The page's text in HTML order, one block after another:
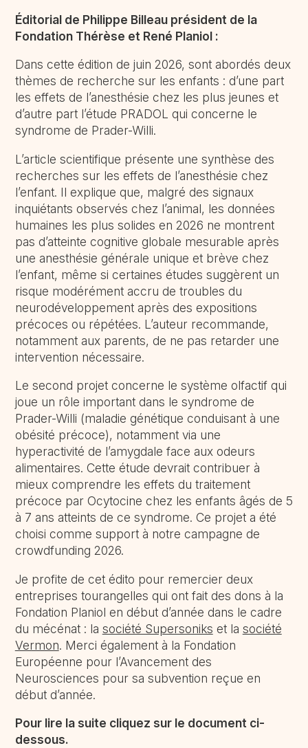
Éditorial de Philippe Billeau président de la
Fondation Thérèse et René Planiol :
Dans cette édition de juin 2026, sont abordés deux
thèmes de recherche sur les enfants : d’une part
les effets de l’anesthésie chez les plus jeunes et
d’autre part l’étude PRADOL qui concerne le
syndrome de Prader-Willi.
L’article scientifique présente une synthèse des
recherches sur les effets de l’anesthésie chez
l’enfant. Il explique que, malgré des signaux
inquiétants observés chez l’animal, les données
humaines les plus solides en 2026 ne montrent
pas d’atteinte cognitive globale mesurable après
une anesthésie générale unique et brève chez
l’enfant, même si certaines études suggèrent un
risque modérément accru de troubles du
neurodéveloppement après des expositions
précoces ou répétées. L’auteur recommande,
notamment aux parents, de ne pas retarder une
intervention nécessaire.
Le second projet concerne le système olfactif qui
joue un rôle important dans le syndrome de
Prader-Willi (maladie génétique conduisant à une
obésité précoce), notamment via une
hyperactivité de l’amygdale face aux odeurs
alimentaires. Cette étude devrait contribuer à
mieux comprendre les effets du traitement
précoce par Ocytocine chez les enfants âgés de 5
à 7 ans atteints de ce syndrome. Ce projet a été
choisi comme support à notre campagne de
crowdfunding 2026.
Je profite de cet édito pour remercier deux
entreprises tourangelles qui ont fait des dons à la
Fondation Planiol en début d’année dans le cadre
du mécénat : la société Supersoniks et la société
Vermon. Merci également à la Fondation
Européenne pour l’Avancement des
Neurosciences pour sa subvention reçue en
début d’année.
Pour lire la suite cliquez sur le document ci-
dessous.